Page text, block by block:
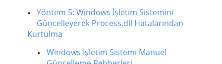
Yöntem 5: Windows İşletim Sistemini
Güncelleyerek Process.dll Hatalarından
Kurtulma
Windows İşletim Sistemi Manuel